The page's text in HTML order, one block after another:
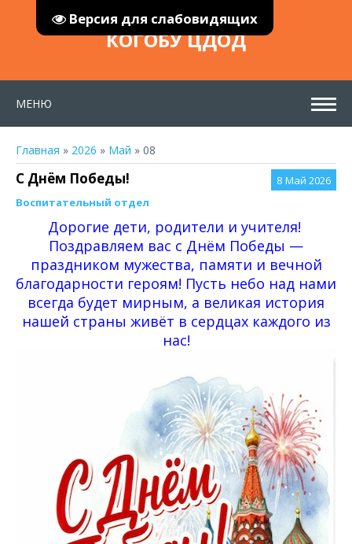
Версия для слабовидящих
КОГОБУ ЦДОД
МЕНЮ
Главная » 2026 » Май » 08
8 Май 2026
С Днём Победы!
Воспитательный отдел
Дорогие дети, родители и учителя!
Поздравляем вас с Днём Победы —
праздником мужества, памяти и вечной
благодарности героям! Пусть небо над нами
всегда будет мирным, а великая история
нашей страны живёт в сердцах каждого из
нас!